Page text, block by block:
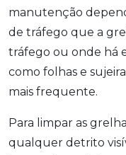
manutenção
de tráfego que a
tráfego ou onde há
como folhas e
mais frequente.
Para limpar as
qualquer detrito